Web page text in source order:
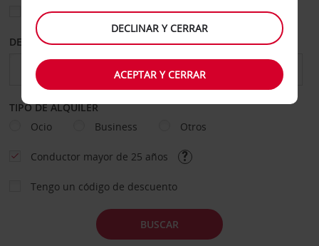
Elegir otra oficina de devolución
DESDE HASTA
TIPO DE ALQUILER
Ocio
Business Otros
Conductor mayor de 25 años
Tengo un código de descuento
BUSCAR
DECLINAR Y CERRAR
ACEPTAR Y CERRAR